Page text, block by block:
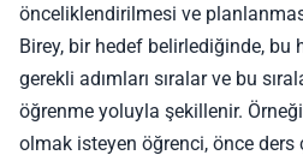
önceliklendirilmesi ve
Birey, bir hedef belirlediğinde, bu
gerekli adımları sıralar ve bu
öğrenme yoluyla şekillenir.
olmak isteyen öğrenci, önce ders